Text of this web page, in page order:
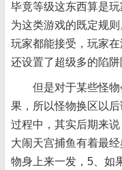
毕竟等级这东西算是
为这类游戏的既定规
玩家都能接受，玩家
还设置了超级多的陷阱
但是对于某些怪物
果，所以怪物换区以
过程中，其实后期来
大闹天宫捕鱼有着最
物身上来一发，5、如